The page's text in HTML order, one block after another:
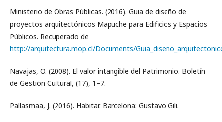
Ministerio de Obras Públicas. (2016). Guia de diseño de
proyectos arquitectónicos Mapuche para Edificios y Espacios
Públicos. Recuperado de
http://arquitectura.mop.cl/Documents/
Navajas, O. (2008). El valor intangible del Patrimonio. Boletín
de Gestión Cultural, (17), 1–7.
Pallasmaa, J. (2016). Habitar. Barcelona: Gustavo Gili.